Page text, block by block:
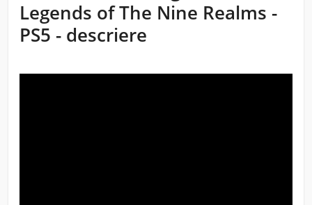
Legends of The Nine Realms -
PS5 - descriere